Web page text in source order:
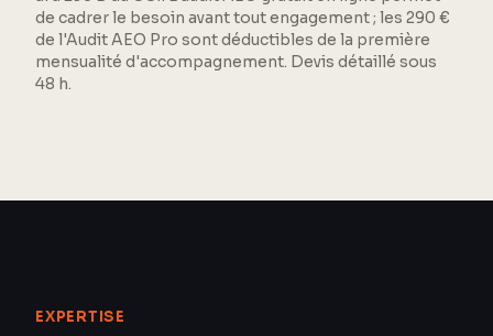
de cadrer le besoin avant tout engagement ; les 290 €
de l'Audit AEO Pro sont déductibles de la première
mensualité d'accompagnement. Devis détaillé sous
48 h.
EXPERTISE